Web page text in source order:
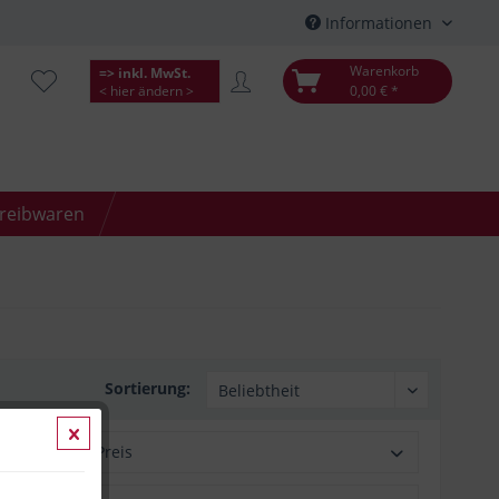
Informationen
=> inkl. MwSt.
< hier ändern >
Warenkorb
0,00 € *
Sortierung:
Preis